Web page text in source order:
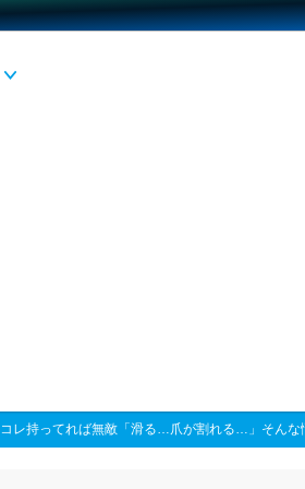
コレ持ってれば無敵「滑る…爪が割れる…」そんな